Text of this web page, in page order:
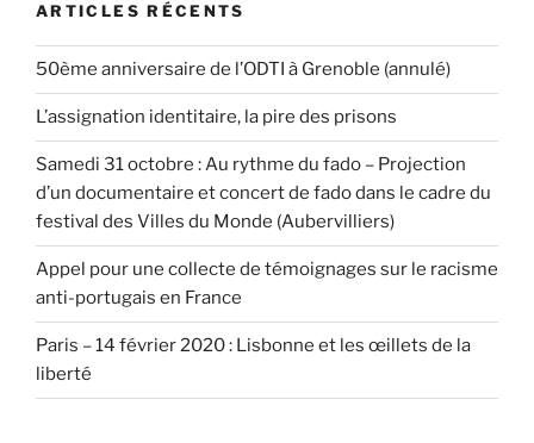
ARTICLES RÉCENTS
50ème anniversaire de l’ODTI à Grenoble (annulé)
L’assignation identitaire, la pire des prisons
Samedi 31 octobre : Au rythme du fado – Projection
d’un documentaire et concert de fado dans le cadre du
festival des Villes du Monde (Aubervilliers)
Appel pour une collecte de témoignages sur le racisme
anti-portugais en France
Paris – 14 février 2020 : Lisbonne et les œillets de la
liberté